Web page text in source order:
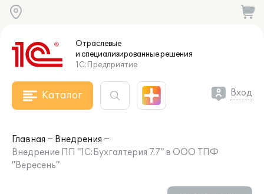
Отраслевые
и специализированныерешения
1С:Предприятие
Каталог Вход
Главная
Внедрения
Внедрение ПП "1С:Бухгалтерия 7.7" в ООО ТПФ
"Вересень"